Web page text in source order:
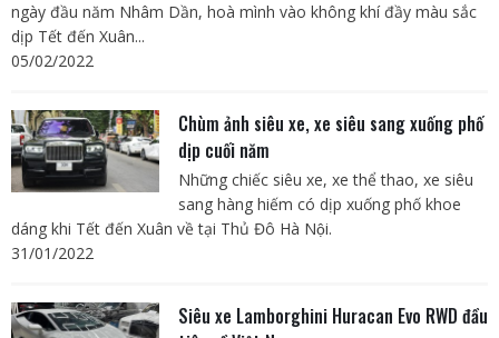
ngày đầu năm Nhâm Dần, hoà mình vào không khí đầy màu sắc
dịp Tết đến Xuân...
05/02/2022
Chùm ảnh siêu xe, xe siêu sang xuống phố
dịp cuối năm
Những chiếc siêu xe, xe thể thao, xe siêu
sang hàng hiếm có dịp xuống phố khoe
dáng khi Tết đến Xuân về tại Thủ Đô Hà Nội.
31/01/2022
Siêu xe Lamborghini Huracan Evo RWD đầu